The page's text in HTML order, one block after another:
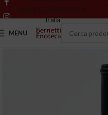
sopra 150€ GRATIS in
Italia
MENU